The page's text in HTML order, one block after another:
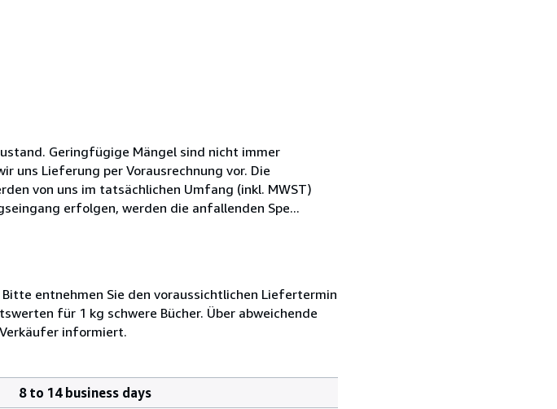
Geringfügige Mängel sind nicht immer
uns Lieferung per Vorausrechnung vor. Die
von uns im tatsächlichen Umfang (inkl. MWST)
erfolgen, werden die anfallenden Spe...
entnehmen Sie den voraussichtlichen Liefertermin
für 1 kg schwere Bücher. Über abweichende
informiert.
8 to 14 business days